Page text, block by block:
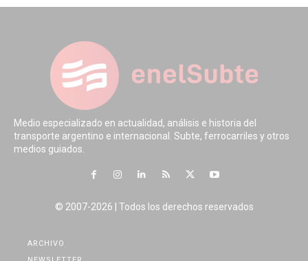
Medio especializado en actualidad, análisis e historia del
transporte argentino e internacional. Subte, ferrocarriles y otros
medios guiados.
© 2007-2026 | Todos los derechos reservados
ARCHIVO